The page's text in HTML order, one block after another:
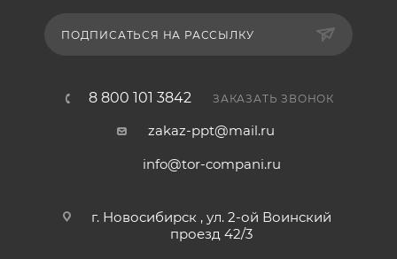
ПОДПИСАТЬСЯ НА РАССЫЛКУ
8 800 101 3842 ЗАКАЗАТЬ ЗВОНОК
zakaz-ppt@mail.ru
info@tor-compani.ru
г. Новосибирск , ул. 2-ой Воинский
проезд 42/3